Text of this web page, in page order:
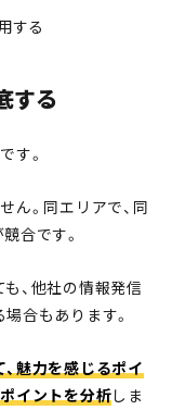
する
する
です。
ん。同エリアで、同
合です。
、他社の情報発信
合もあります。
魅力を感じるポイ
イントを分析しま